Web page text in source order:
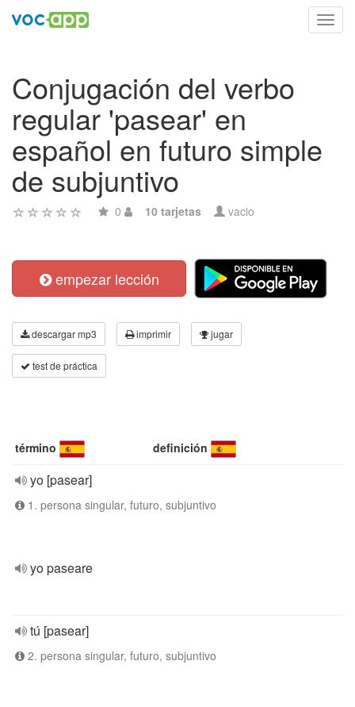
Conjugación del verbo
regular 'pasear' en
español en futuro simple
de subjuntivo
0 10 tarjetas vacio
empezar lección
descargar mp3 imprimir jugar
test de práctica
término definición
yo [pasear]
1. persona singular, futuro, subjuntivo
yo paseare
tú [pasear]
2. persona singular, futuro, subjuntivo